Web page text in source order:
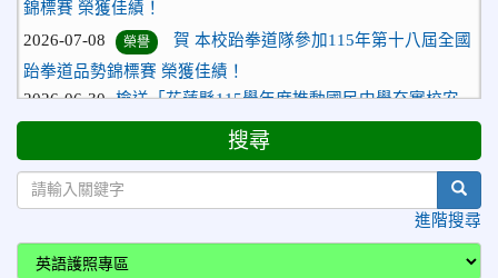
跆拳道品勢錦標賽 榮獲佳績！
2026-06-30 檢送「花蓮縣115學年度推動國民中學充實校安
人力聯合甄選簡章」1份，敬請協助公告周知，請查照。
賀 本校跆拳道隊參加115年花蓮市「市長
盃」跆拳道錦標賽 榮獲佳績！
2026-06-16
賀 本校跆拳道隊參加115年第三十三屆全
2026-06-10
榮譽
搜尋
進階搜尋